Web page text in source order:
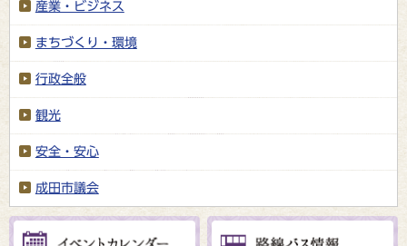
産業・ビジネス
まちづくり・環境
行政全般
観光
安全・安心
成田市議会